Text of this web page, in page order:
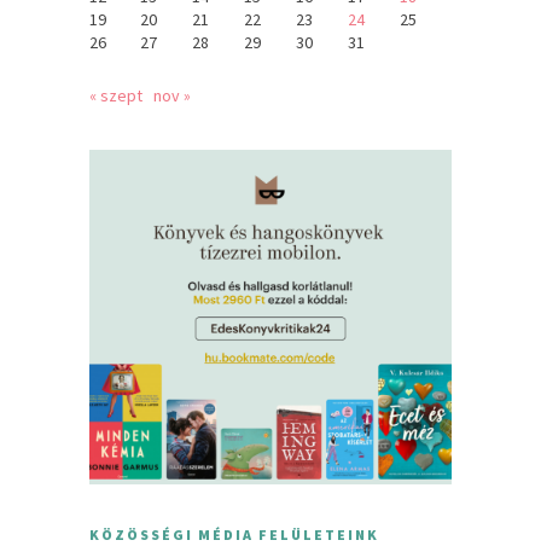
19
20 21 22 23 24
25
26
27 28 29 30 31
« szept nov »
KÖZÖSSÉGI MÉDIA FELÜLETEINK